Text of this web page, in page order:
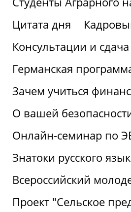
Цитата дня
Консультации и
Германская
Зачем учиться
О вашей
Онлайн-семинар по
Знатоки русского
Всероссийский
Проект "Сельское